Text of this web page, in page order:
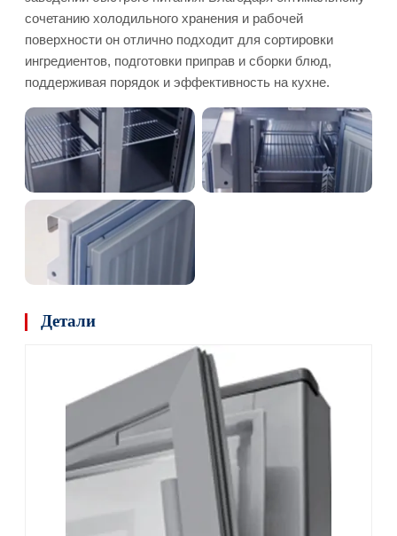
сочетанию холодильного хранения и рабочей
поверхности он отлично подходит для сортировки
ингредиентов, подготовки приправ и сборки блюд,
поддерживая порядок и эффективность на кухне.
Детали